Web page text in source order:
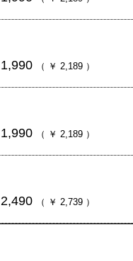
1,990 （ ￥ 2,189 ）
1,990 （ ￥ 2,189 ）
2,490 （ ￥ 2,739 ）